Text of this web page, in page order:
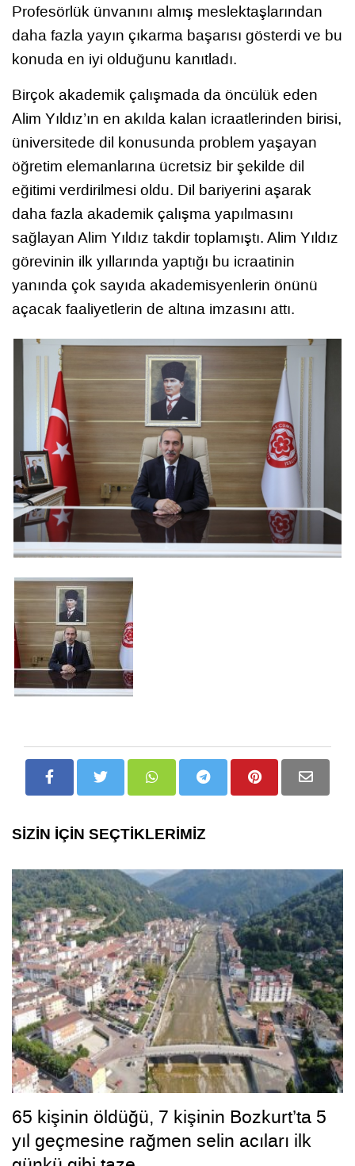
Profesörlük ünvanını almış meslektaşlarından
daha fazla yayın çıkarma başarısı gösterdi ve bu
konuda en iyi olduğunu kanıtladı.
Birçok akademik çalışmada da öncülük eden
Alim Yıldız’ın en akılda kalan icraatlerinden birisi,
üniversitede dil konusunda problem yaşayan
öğretim elemanlarına ücretsiz bir şekilde dil
eğitimi verdirilmesi oldu. Dil bariyerini aşarak
daha fazla akademik çalışma yapılmasını
sağlayan Alim Yıldız takdir toplamıştı. Alim Yıldız
görevinin ilk yıllarında yaptığı bu icraatinin
yanında çok sayıda akademisyenlerin önünü
açacak faaliyetlerin de altına imzasını attı.
SİZİN İÇİN SEÇTİKLERİMİZ
65 kişinin öldüğü, 7 kişinin Bozkurt’ta 5
yıl geçmesine rağmen selin acıları ilk